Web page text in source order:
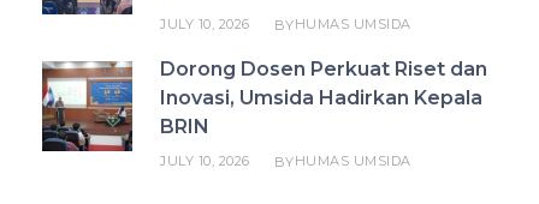
JULY 10, 2026 BYHUMAS UMSIDA
Dorong Dosen Perkuat Riset dan
Inovasi, Umsida Hadirkan Kepala
BRIN
JULY 10, 2026 BYHUMAS UMSIDA